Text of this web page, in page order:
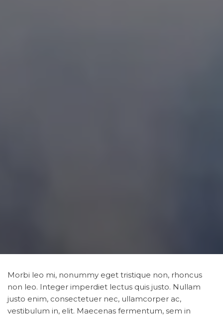
Morbi leo mi, nonummy eget tristique non, rhoncus
non leo. Integer imperdiet lectus quis justo. Nullam
justo enim, consectetuer nec, ullamcorper ac,
vestibulum in, elit. Maecenas fermentum, sem in